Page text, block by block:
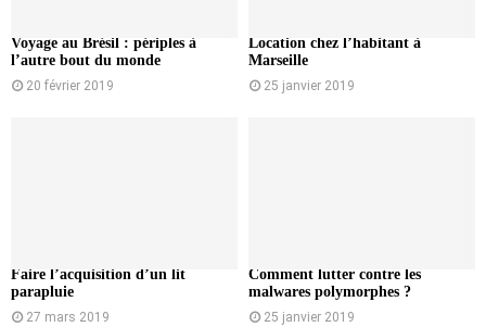
Voyage au Brésil : périples à
l’autre bout du monde
20 février 2019
Location chez l’habitant à
Marseille
25 janvier 2019
Faire l’acquisition d’un lit
parapluie
27 mars 2019
Comment lutter contre les
malwares polymorphes ?
25 janvier 2019